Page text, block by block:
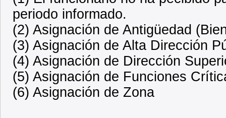
periodo informado.
(2) Asignación de Antigüedad
(3) Asignación de Alta Dirección
(4) Asignación de Dirección
(5) Asignación de Funciones
(6) Asignación de Zona